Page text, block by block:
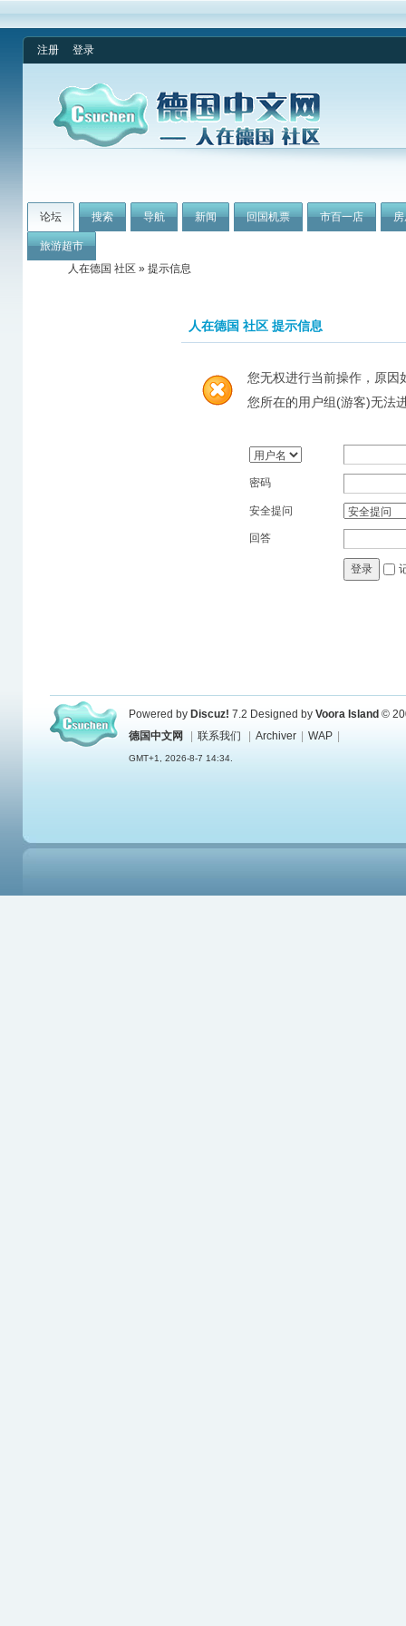
注册 登录
论坛 搜索 导航 新闻 回国机票 市百一店
旅游超市
人在德国 社区 » 提示信息
人在德国 社区 提示信息
您无权进行当前操作，原因
您所在的用户组(游客)无法
密码
安全提问
回答
登录
Powered by Discuz! 7.2 Designed by Voora Island ©
德国中文网
联系我们 Archiver WAP
GMT+1, 2026-8-7 14:34.